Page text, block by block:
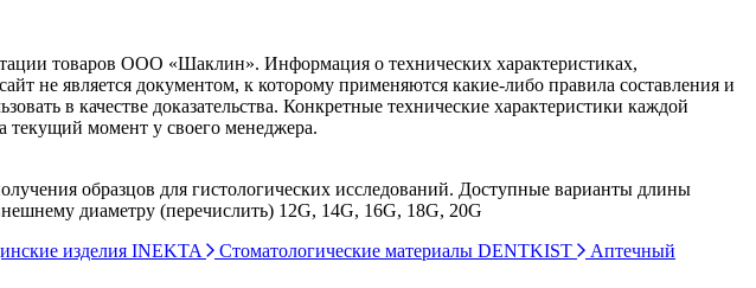
товаров ООО «Шаклин». Информация о технических характеристиках,
не является документом, к которому применяются какие-либо правила составления и
в качестве доказательства. Конкретные технические характеристики каждой
текущий момент у своего менеджера.
образцов для гистологических исследований. Доступные варианты длины
диаметру (перечислить) 12G, 14G, 16G, 18G, 20G
изделия INEKTA Стоматологические материалы DENTKIST
Аптечный